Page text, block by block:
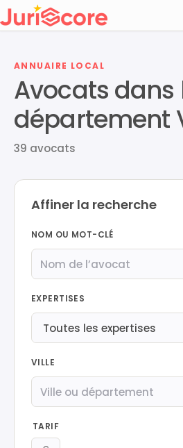
ANNUAIRE LOCAL
Avocats dans
département
39 avocats
Affiner la recherche
NOM OU MOT-CLÉ
EXPERTISES
VILLE
TARIF